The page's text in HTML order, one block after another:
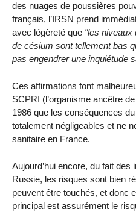
des nuages de poussières
français, l’IRSN prend
avec légèreté que "les niveaux
de césium sont tellement bas
pas engendrer une inquiétude
Ces affirmations font
SCPRI (l’organisme ancêtre
1986 que les conséquences
totalement négligeables et ne
sanitaire en France.
Aujourd’hui encore, du fait des
Russie, les risques sont bien
peuvent être touchés, et donc
principal est assurément le